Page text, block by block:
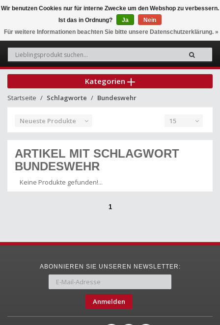
0
Kategorien
Startseite Schlagworte Bundeswehr
Neueste Produkte 15
ARTIKEL MIT SCHLAGWORT
BUNDESWEHR
Keine Produkte gefunden!...
1
ABONNIEREN SIE UNSEREN NEWSLETTER:
Anmelden
Wir benutzen Cookies nur für interne Zwecke um den Webshop zu verbessern.
Ist das in Ordnung?
Ja
Nein
Für weitere Informationen beachten Sie bitte unsere Datenschutzerklärung. »